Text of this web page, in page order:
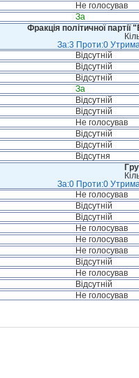
Не голосував
За
Фракція політичної
За:3 Проти:0
Відсутній
Відсутній
Відсутній
За
Відсутній
Відсутній
Не голосував
Відсутній
Відсутній
Відсутня
За:0 Проти:0
Не голосував
Відсутній
Відсутній
Не голосував
Не голосував
Не голосував
Відсутній
Не голосував
Відсутній
Не голосував